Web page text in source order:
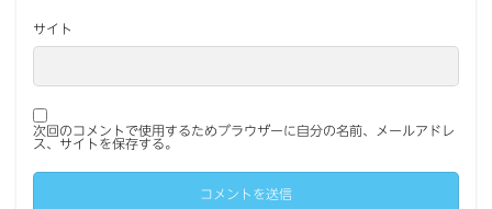
サイト
次回のコメントで使用するためブラウザーに自分の名前、メールアドレ
ス、サイトを保存する。